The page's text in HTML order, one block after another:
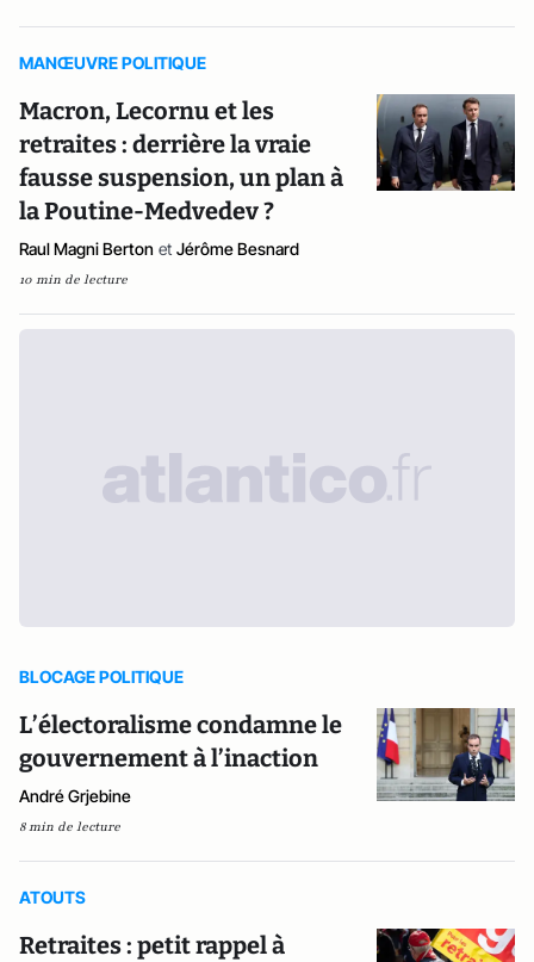
MANŒUVRE POLITIQUE
Macron, Lecornu et les
retraites : derrière la vraie
fausse suspension, un plan à
la Poutine-Medvedev ?
Raul Magni Berton et Jérôme Besnard
10 min de lecture
BLOCAGE POLITIQUE
L’électoralisme condamne le
gouvernement à l’inaction
André Grjebine
8 min de lecture
ATOUTS
Retraites : petit rappel à